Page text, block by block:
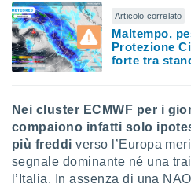
Articolo correlato
Maltempo,
Protezione
forte tra
Nei cluster ECMWF per i
compaiono infatti solo
più freddiverso l’Europa
segnale dominante né una
l’Italia. In assenza di una